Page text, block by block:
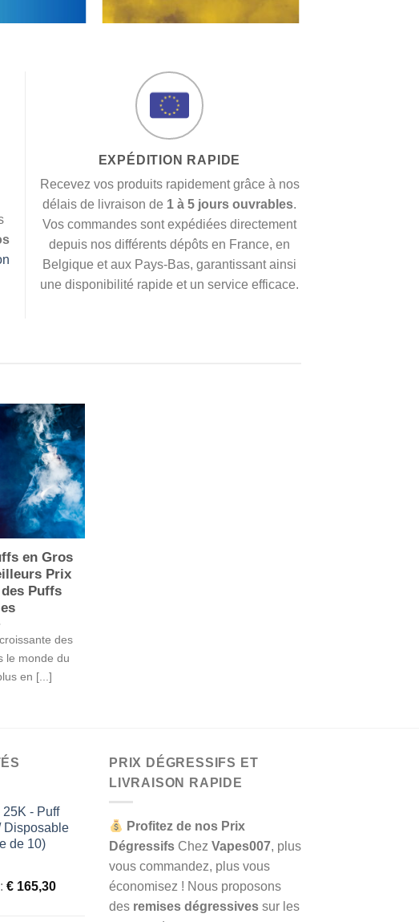
EXPÉDITION RAPIDE
Recevez vos produits rapidement grâce à nos
délais de livraison de 1 à 5 jours ouvrables.
Vos commandes sont expédiées directement
depuis nos différents dépôts en France, en
Belgique et aux Pays-Bas, garantissant ainsi
une disponibilité rapide et un service efficace.
en Gros
Prix
Puffs
des
le monde du
en [...]
- Puff
Disposable
de 10)
€ 165,30
PRIX DÉGRESSIFS ET
LIVRAISON RAPIDE
Profitez de nos Prix
Dégressifs Chez Vapes007, plus
vous commandez, plus vous
économisez ! Nous proposons
des remises dégressives sur les